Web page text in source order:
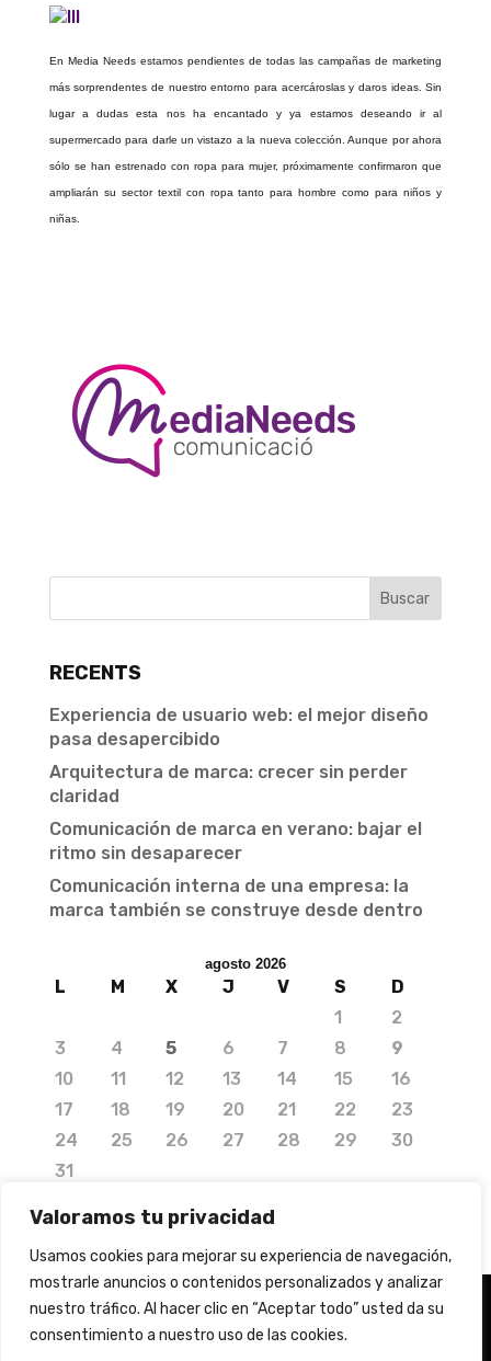
Valoramos tu privacidad
Usamos cookies para mejorar su experiencia de navegación,
mostrarle anuncios o contenidos personalizados y analizar
nuestro tráfico. Al hacer clic en “Aceptar todo” usted da su
consentimiento a nuestro uso de las cookies.
En Media Needs estamos pendientes de todas las campañas de marketing
más sorprendentes de nuestro entorno para acercároslas y daros ideas. Sin
lugar a dudas esta nos ha encantado y ya estamos deseando ir al
supermercado para darle un vistazo a la nueva colección. Aunque por ahora
sólo se han estrenado con ropa para mujer, próximamente confirmaron que
ampliarán su sector textil con ropa tanto para hombre como para niños y
niñas.
RECENTS
Experiencia de usuario web: el mejor diseño
pasa desapercibido
Arquitectura de marca: crecer sin perder
claridad
Comunicación de marca en verano: bajar el
ritmo sin desaparecer
Comunicación interna de una empresa: la
marca también se construye desde dentro
agosto 2026
L M X J V S
D
1
2
3
4 5 6 7 8
9
10
11 12 13 14 15
16
17
18 19 20 21 22
23
24
25 26 27 28 29
30
31
© 2020 Copyright by Media Needs.